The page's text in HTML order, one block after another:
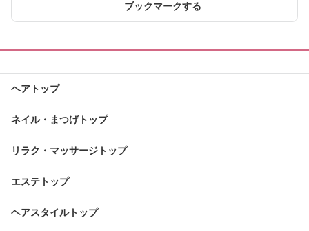
ブックマークする
ヘアトップ
ネイル・まつげトップ
リラク・マッサージトップ
エステトップ
ヘアスタイルトップ